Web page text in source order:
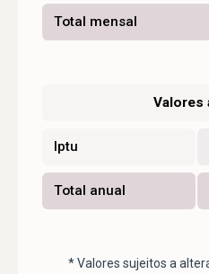
Total mensal
Valores
Iptu
Total anual
* Valores sujeitos a